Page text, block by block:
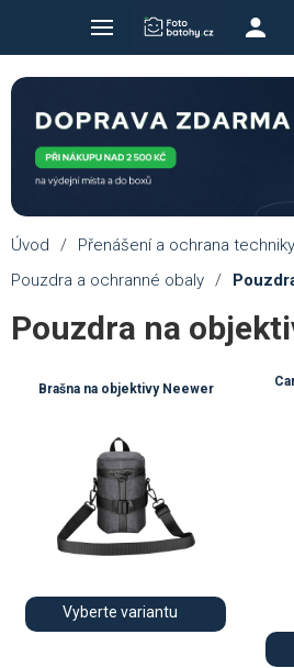
Úvod / Přenášení a ochrana techniky
Pouzdra a ochranné obaly /
Pouzdra na
Brašna na objektivy Neewer
Vyberte variantu